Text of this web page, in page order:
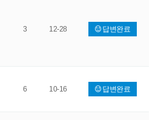
3 12-28 답변완료
6 10-16 답변완료